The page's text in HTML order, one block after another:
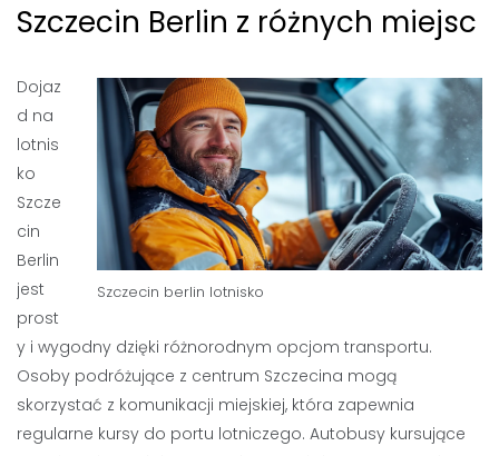
Szczecin Berlin z różnych miejsc
Szczecin berlin lotnisko
Dojaz
d na
lotnis
ko
Szcze
cin
Berlin
jest
prost
y i wygodny dzięki różnorodnym opcjom transportu.
Osoby podróżujące z centrum Szczecina mogą
skorzystać z komunikacji miejskiej, która zapewnia
regularne kursy do portu lotniczego. Autobusy kursujące